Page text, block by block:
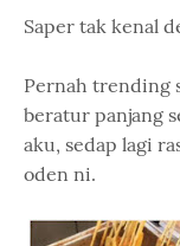
Saper tak kenal
Pernah trending
beratur panjang
aku, sedap lagi
oden ni.